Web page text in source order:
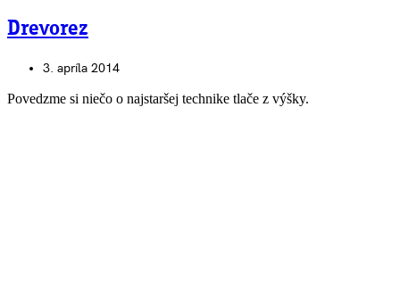
Drevorez
3. apríla 2014
Povedzme si niečo o najstaršej technike tlače z výšky.